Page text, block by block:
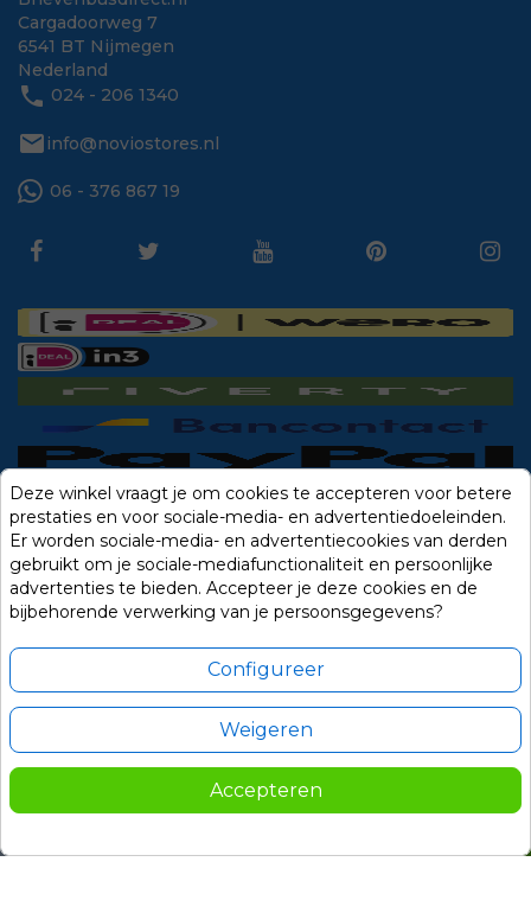
Cargadoorweg 7
6541 BT Nijmegen
Nederland
phone 024 - 206 1340
mail info@noviostores.nl
06 - 376 867 19
Deze winkel vraagt je om cookies te accepteren voor betere
prestaties en voor sociale-media- en advertentiedoeleinden.
Er worden sociale-media- en advertentiecookies van derden
gebruikt om je sociale-mediafunctionaliteit en persoonlijke
advertenties te bieden. Accepteer je deze cookies en de
bijbehorende verwerking van je persoonsgegevens?
Configureer
Weigeren
Accepteren